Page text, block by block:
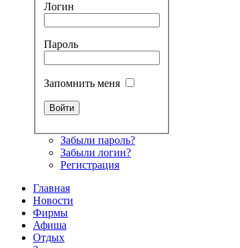
Логин
Пароль
Запомнить меня
Забыли пароль?
Забыли логин?
Регистрация
Главная
Новости
Фирмы
Афиша
Отдых